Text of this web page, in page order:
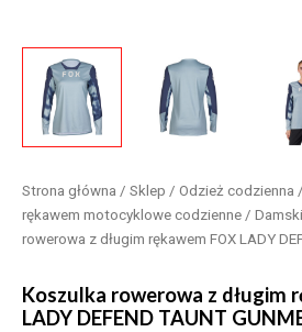
Strona główna / Sklep / Odzież codzienna /
rękawem motocyklowe codzienne /
rowerowa z długim rękawem FOX LADY
Koszulka rowerowa z długim
LADY DEFEND TAUNT